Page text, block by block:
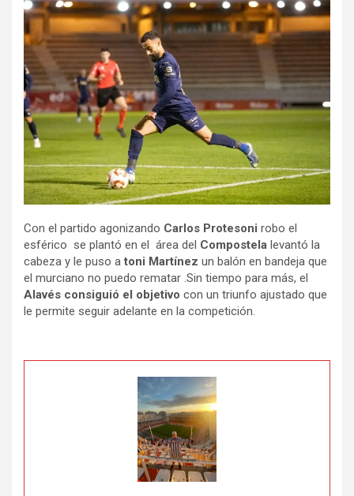
Con el partido agonizando Carlos Protesoni robo el
esférico se plantó en el área del Compostela levantó la
cabeza y le puso atoni Martínez un balón en bandeja que
el murciano no puedo rematar .Sin tiempo para más, el
Alavés consiguió el objetivo con un triunfo ajustado que
le permite seguir adelante en la competición.